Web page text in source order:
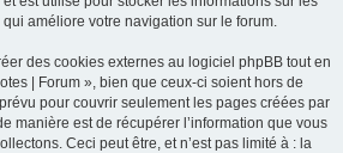
améliore votre navigation sur le forum.
des cookies externes au logiciel phpBB tout en
| Forum », bien que ceux-ci soient hors de
pour couvrir seulement les pages créées par
manière est de récupérer l’information que vous
Ceci peut être, et n’est pas limité à : la